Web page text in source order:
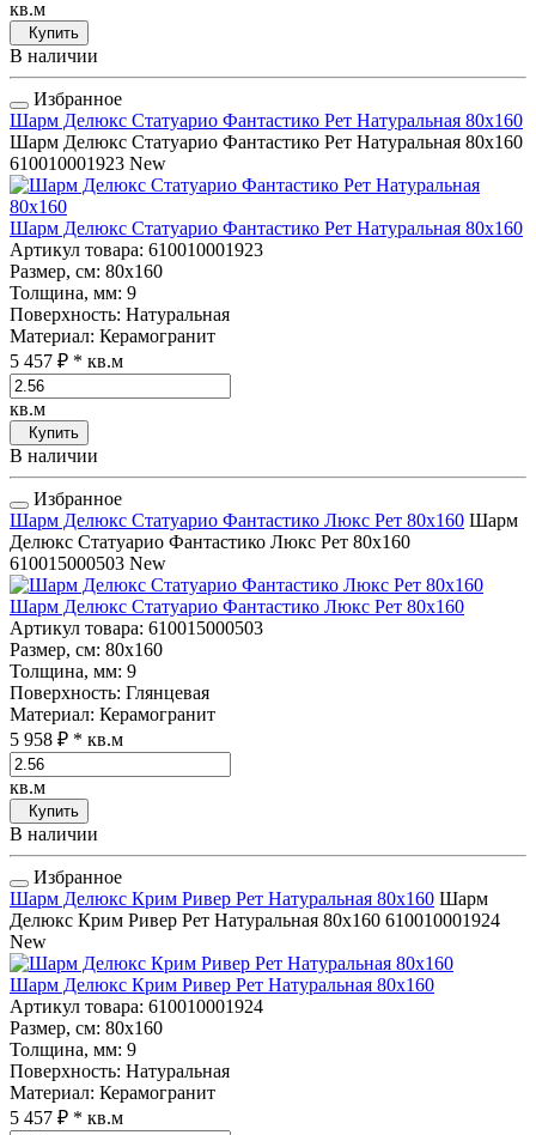
кв.м
Купить
В наличии
Избранное
Шарм Делюкс Статуарио Фантастико Рет Натуральная 80x160
Шарм Делюкс Статуарио Фантастико Рет Натуральная 80x160
610010001923 New
Шарм Делюкс Статуарио Фантастико Рет Натуральная 80x160
Артикул товара: 610010001923
Размер, см: 80x160
Толщина, мм: 9
Поверхность: Натуральная
Материал: Керамогранит
5 457 ₽ * кв.м
кв.м
Купить
В наличии
Избранное
Шарм Делюкс Статуарио Фантастико Люкс Рет 80x160 Шарм
Делюкс Статуарио Фантастико Люкс Рет 80x160
610015000503 New
Шарм Делюкс Статуарио Фантастико Люкс Рет 80x160
Артикул товара: 610015000503
Размер, см: 80x160
Толщина, мм: 9
Поверхность: Глянцевая
Материал: Керамогранит
5 958 ₽ * кв.м
кв.м
Купить
В наличии
Избранное
Шарм Делюкс Крим Ривер Рет Натуральная 80x160 Шарм
Делюкс Крим Ривер Рет Натуральная 80x160 610010001924
New
Шарм Делюкс Крим Ривер Рет Натуральная 80x160
Артикул товара: 610010001924
Размер, см: 80x160
Толщина, мм: 9
Поверхность: Натуральная
Материал: Керамогранит
5 457 ₽ * кв.м